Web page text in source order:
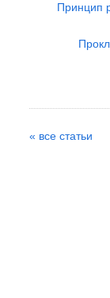
Принцип
« все статьи